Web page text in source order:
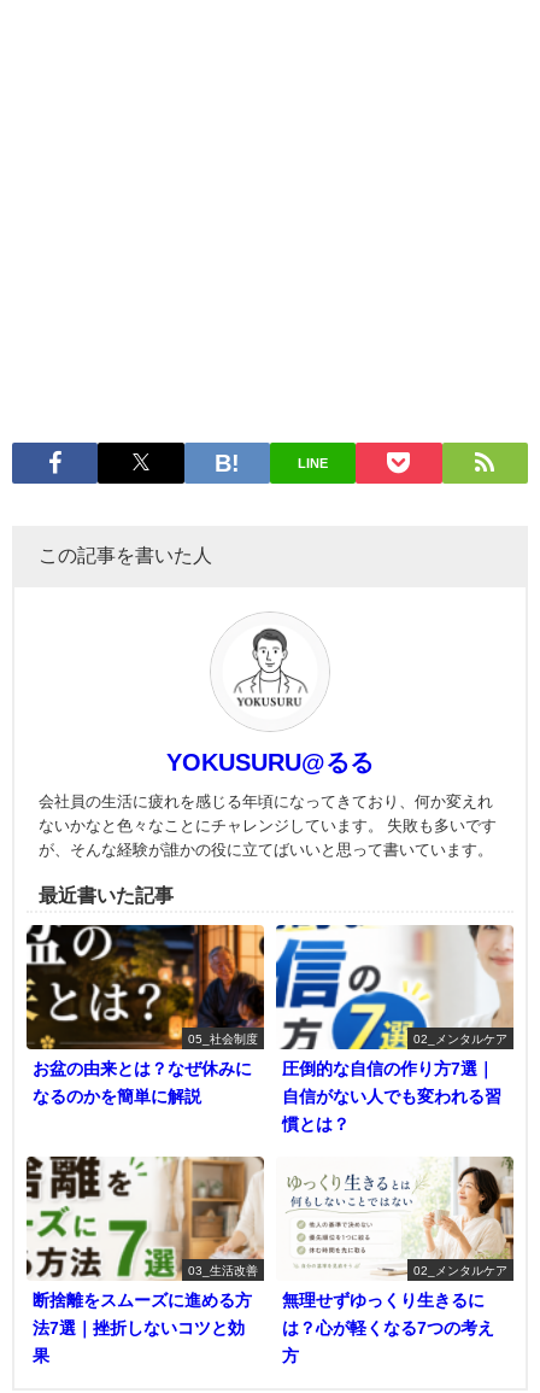
LINE
この記事を書いた人
YOKUSURU@るる
会社員の生活に疲れを感じる年頃になってきており、何か変えれ
ないかなと色々なことにチャレンジしています。 失敗も多いです
が、そんな経験が誰かの役に立てばいいと思って書いています。
最近書いた記事
05_社会制度
お盆の由来とは？なぜ休みに
なるのかを簡単に解説
02_メンタルケア
圧倒的な自信の作り方7選｜
自信がない人でも変われる習
慣とは？
03_生活改善
断捨離をスムーズに進める方
法7選｜挫折しないコツと効
果
02_メンタルケア
無理せずゆっくり生きるに
は？心が軽くなる7つの考え
方